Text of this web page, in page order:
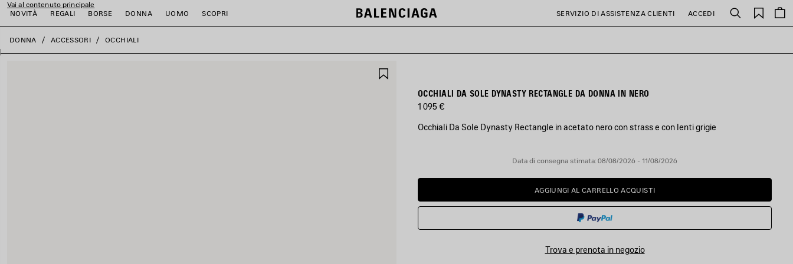
Vai al contenuto principale
NOVITÀ
REGALI BORSE DONNA UOMO SCOPRI SERVIZIO DI ASSISTENZA CLIENTI ACCEDI Cerca
close the banner
DONNA ACCESSORI OCCHIALI
PREFERITI
OCCHIALI DA SOLE DYNASTY RECTANGLE DA DONNA IN NERO
1 095 €
Occhiali Da Sole Dynasty Rectangle in acetato nero con strass e con lenti grigie
Data di consegna stimata: 08/08/2026 - 11/08/2026
AGGIUNGI
AL
ACQUISTI
AGGIUNGI AL CARRELLO ACQUISTI
SELEZIONA
UNA
Trova e prenota in negozio